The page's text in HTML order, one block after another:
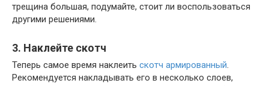
трещина большая, подумайте, стоит ли воспользоваться
другими решениями.
3. Наклейте скотч
Теперь самое время наклеить скотч армированный.
Рекомендуется накладывать его в несколько слоев,